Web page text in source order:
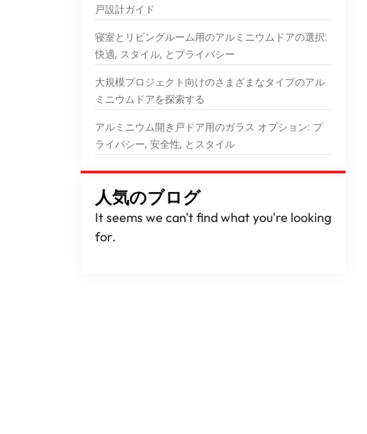
戸設計ガイド
寝室とリビングルーム用のアルミニウムドアの選択:
快適, スタイル, とプライバシー
大規模プロジェクト向けのさまざまなタイプのアル
ミニウムドアを探索する
アルミニウム開き戸ドア用のガラス オプション: プ
ライバシー, 安全性, とスタイル
人気のブログ
It seems we can't find what you're looking
for.